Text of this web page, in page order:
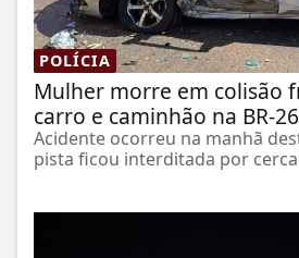
POLÍCIA
Mulher morre em colisão
carro e caminhão na BR-
Acidente ocorreu na manhã
pista ficou interditada por cerca